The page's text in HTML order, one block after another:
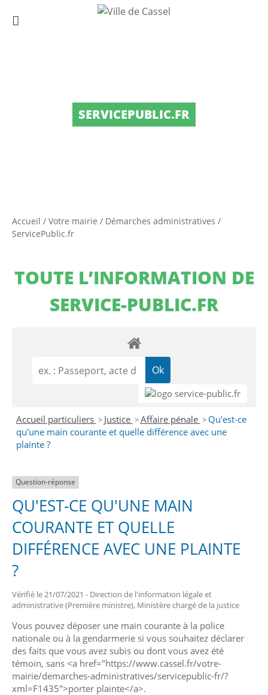
SERVICEPUBLIC.FR
Accueil / Votre mairie / Démarches administratives /
ServicePublic.fr
TOUTE L’INFORMATION DE
SERVICE-PUBLIC.FR
Accueil particuliers > Justice >Affaire pénale > Qu'est-ce
qu'une main courante et quelle différence avec une
plainte ?
Question-réponse
QU'EST-CE QU'UNE MAIN
COURANTE ET QUELLE
DIFFÉRENCE AVEC UNE PLAINTE
?
Vérifié le 21/07/2021 - Direction de l'information légale et
administrative (Première ministre), Ministère chargé de la justice
Vous pouvez déposer une main courante à la police
nationale ou à la gendarmerie si vous souhaitez déclarer
des faits que vous avez subis ou dont vous avez été
témoin, sans <a href="https://www.cassel.fr/votre-
mairie/demarches-administratives/servicepublic-fr/?
xml=F1435">porter plainte</a>.